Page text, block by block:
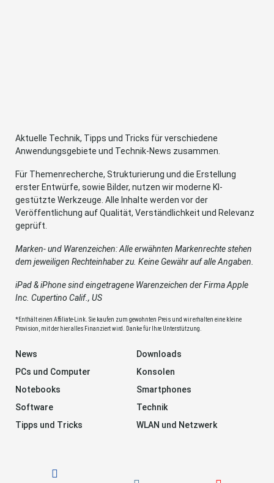
Aktuelle Technik, Tipps und Tricks für verschiedene
Anwendungsgebiete und Technik-News zusammen.
Für Themenrecherche, Strukturierung und die Erstellung
erster Entwürfe, sowie Bilder, nutzen wir moderne KI-
gestützte Werkzeuge. Alle Inhalte werden vor der
Veröffentlichung auf Qualität, Verständlichkeit und Relevanz
geprüft.
Marken- und Warenzeichen: Alle erwähnten Markenrechte stehen
dem jeweiligen Rechteinhaber zu. Keine Gewähr auf alle Angaben.
iPad & iPhone sind eingetragene Warenzeichen der Firma Apple
Inc. Cupertino Calif., US
*Enthält einen Affiliate-Link. Sie kaufen zum gewohnten Preis und wir erhalten eine kleine
Provision, mit der hier alles Finanziert wird. Danke für Ihre Unterstützung.
News
Downloads
PCs und Computer
Konsolen
Notebooks
Smartphones
Software
Technik
Tipps und Tricks
WLAN und Netzwerk